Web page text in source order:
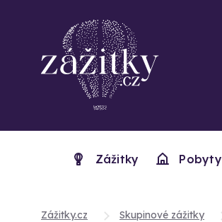
Zážitky Pobyty
Zážitky.cz Skupinové zážitky